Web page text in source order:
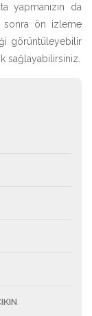
yapmanızın da
sonra ön izleme
görüntüleyebilir
sağlayabilirsiniz.